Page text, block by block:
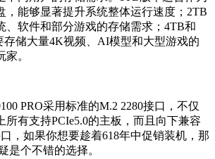
，能够显著提升系统整体运行速度；2TB
、软件和部分游戏的存储需求；4TB和
存储大量4K视频、AI模型和大型游戏的
。
PRO采用标准的M.2 2280接口，不仅
所有支持PCIe5.0的主板，而且向下兼容
口，如果你想要趁着618年中促销装机，那
是个不错的选择。